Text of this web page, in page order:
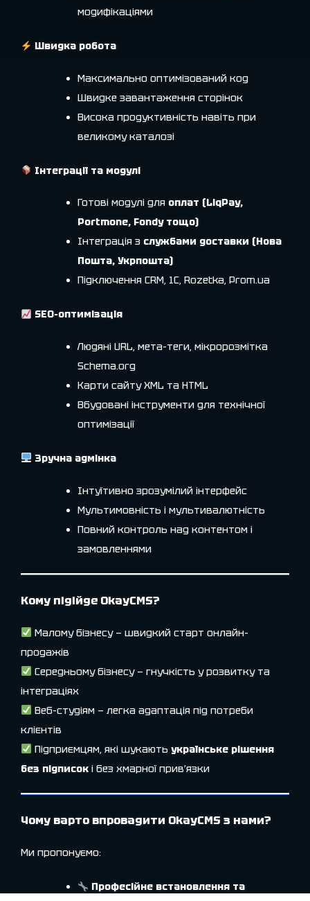
модифікаціями
Швидка робота
Максимально оптимізований код
Швидке завантаження сторінок
Висока продуктивність навіть при
великому каталозі
Інтеграції та модулі
Готові модулі для оплат (LiqPay,
Portmone, Fondy тощо)
Інтеграція з службами доставки (Нова
Пошта, Укрпошта)
Підключення CRM, 1С, Rozetka, Prom.ua
SEO-оптимізація
Людяні URL, мета-теги, мікророзмітка
Schema.org
Карти сайту XML та HTML
Вбудовані інструменти для технічної
оптимізації
Зручна адмінка
Інтуїтивно зрозумілий інтерфейс
Мультимовність і мультивалютність
Повний контроль над контентом і
замовленнями
Кому підійде OkayCMS?
Малому бізнесу — швидкий старт онлайн-
продажів
Середньому бізнесу — гнучкість у розвитку та
інтеграціях
Веб-студіям — легка адаптація під потреби
клієнтів
Підприємцям, які шукають українське рішення
без підписок і без хмарної прив’язки
Чому варто впровадити OkayCMS з нами?
Ми пропонуємо:
Професійне встановлення та